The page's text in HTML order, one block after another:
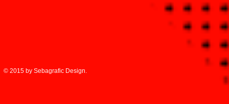
© 2015 by Sebagrafic Design.